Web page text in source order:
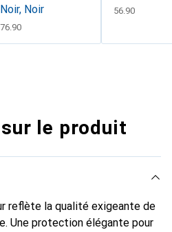
Noir, Noir
CHF
76.90
CHF
56.90
le produit
reflète la qualité exigeante de
Une protection élégante pour